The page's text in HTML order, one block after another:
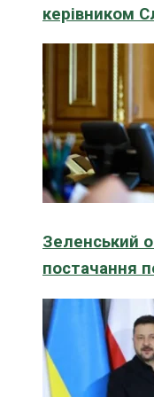
керівником
Зеленський
постачання